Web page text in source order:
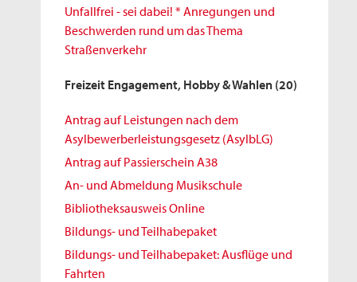
Unfallfrei - sei dabei! * Anregungen und
Beschwerden rund um das Thema
Straßenverkehr
Freizeit Engagement, Hobby & Wahlen (20)
Antrag auf Leistungen nach dem
Asylbewerberleistungsgesetz (AsylbLG)
Antrag auf Passierschein A38
An- und Abmeldung Musikschule
Bibliotheksausweis Online
Bildungs- und Teilhabepaket
Bildungs- und Teilhabepaket: Ausflüge und
Fahrten